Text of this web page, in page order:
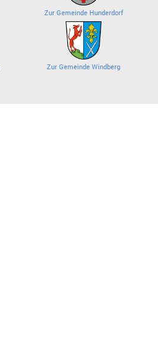
Zur Gemeinde Hunderdorf
Zur Gemeinde Windberg